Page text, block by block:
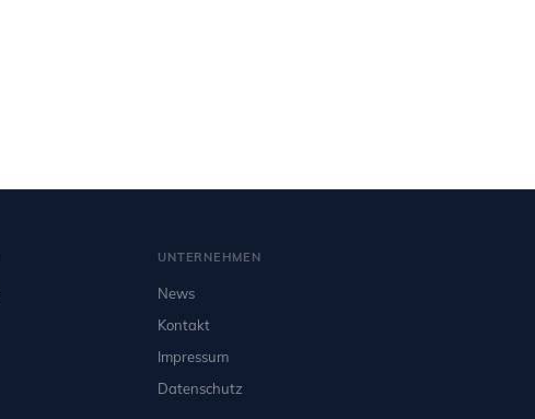
UNTERNEHMEN
News
Kontakt
Impressum
Datenschutz